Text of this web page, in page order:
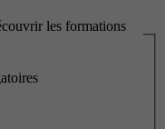
les formations